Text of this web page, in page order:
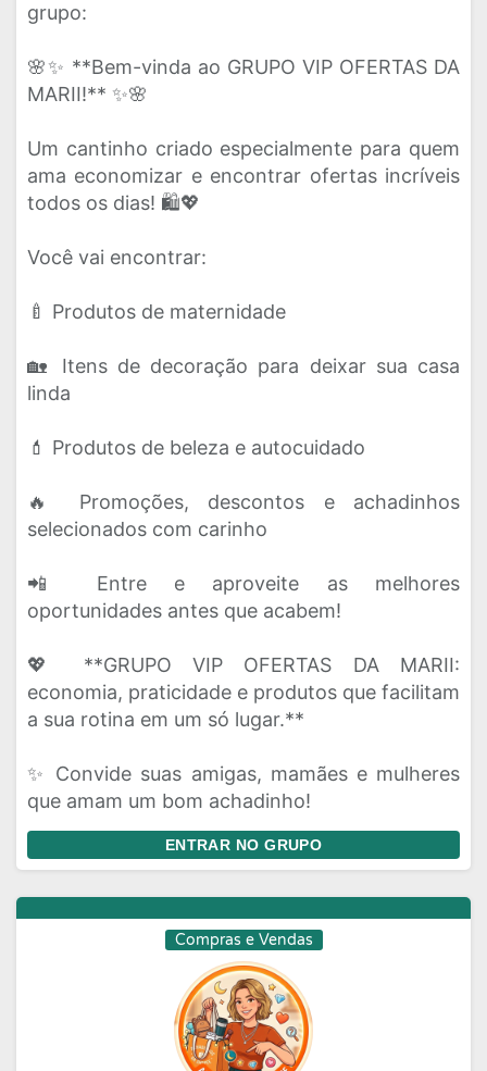
grupo:
🌸✨ **Bem-vinda ao GRUPO VIP OFERTAS DA
MARII!** ✨🌸
Um cantinho criado especialmente para quem
ama economizar e encontrar ofertas incríveis
todos os dias! 🛍️💖
Você vai encontrar:
🍼 Produtos de maternidade
🏡 Itens de decoração para deixar sua casa
linda
💄 Produtos de beleza e autocuidado
🔥 Promoções, descontos e achadinhos
selecionados com carinho
📲 Entre e aproveite as melhores
oportunidades antes que acabem!
💖 **GRUPO VIP OFERTAS DA MARII:
economia, praticidade e produtos que facilitam
a sua rotina em um só lugar.**
✨ Convide suas amigas, mamães e mulheres
que amam um bom achadinho!
ENTRAR NO GRUPO
Compras e Vendas